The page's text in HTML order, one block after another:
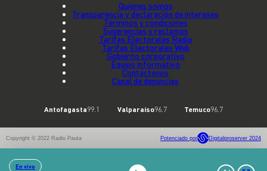
En vivo
Quienes somos
Transparencia y declaración de intereses
Términos y condiciones
Sugerencias y reclamos
Tarifas Electorales Radio
Tarifas Electorales Web
Gobierno corporativo
Equipo informativo
Contáctenos
Canal de denuncias
Antofagasta99.1 Valparaíso96.7 Temuco96.7
Copyright © 2022 Radio Pauta Potenciado por Digitalproserver 2024